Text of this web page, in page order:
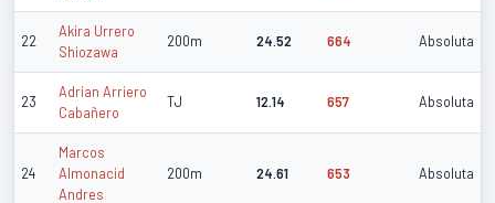
22
Akira Urrero
Shiozawa
200m 24.52 664 Absoluta
23
Adrian Arriero
Cabañero
TJ 12.14 657 Absoluta
24
Marcos
Almonacid
Andres
200m 24.61 653 Absoluta